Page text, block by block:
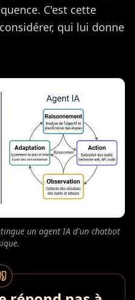
C'est cette
qui lui donne
un agent IA d'un chatbot